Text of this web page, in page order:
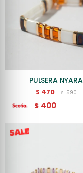
PULSERA NYARA
$ 470 $ 590
$ 400